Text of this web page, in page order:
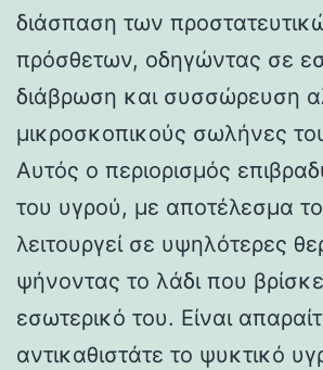
διάσπαση των
πρόσθετων, οδηγώντας σε
διάβρωση και συσσώρευση
μικροσκοπικούς σωλήνες
Αυτός ο περιορισμός
του υγρού, με αποτέλεσμα
λειτουργεί σε υψηλότερες
ψήνοντας το λάδι που
εσωτερικό του. Είναι
αντικαθιστάτε το ψυκτικό